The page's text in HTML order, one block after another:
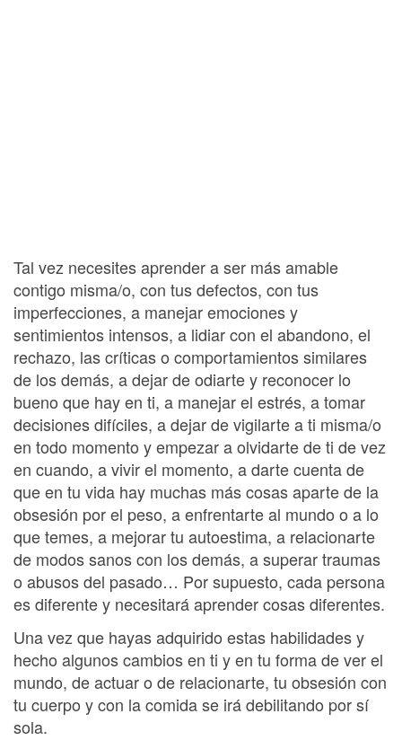
Tal vez necesites aprender a ser más amable
contigo misma/o, con tus defectos, con tus
imperfecciones, a manejar emociones y
sentimientos intensos, a lidiar con el abandono, el
rechazo, las críticas o comportamientos similares
de los demás, a dejar de odiarte y reconocer lo
bueno que hay en ti, a manejar el estrés, a tomar
decisiones difíciles, a dejar de vigilarte a ti misma/o
en todo momento y empezar a olvidarte de ti de vez
en cuando, a vivir el momento, a darte cuenta de
que en tu vida hay muchas más cosas aparte de la
obsesión por el peso, a enfrentarte al mundo o a lo
que temes, a mejorar tu autoestima, a relacionarte
de modos sanos con los demás, a superar traumas
o abusos del pasado… Por supuesto, cada persona
es diferente y necesitará aprender cosas diferentes.
Una vez que hayas adquirido estas habilidades y
hecho algunos cambios en ti y en tu forma de ver el
mundo, de actuar o de relacionarte, tu obsesión con
tu cuerpo y con la comida se irá debilitando por sí
sola.